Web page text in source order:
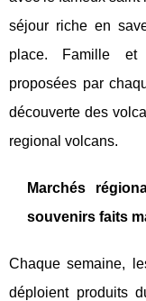
séjour riche en
place. Famille et
proposées par
découverte des
regional volcans.
Marchés
souvenirs faits
Chaque semaine,
déploient produits